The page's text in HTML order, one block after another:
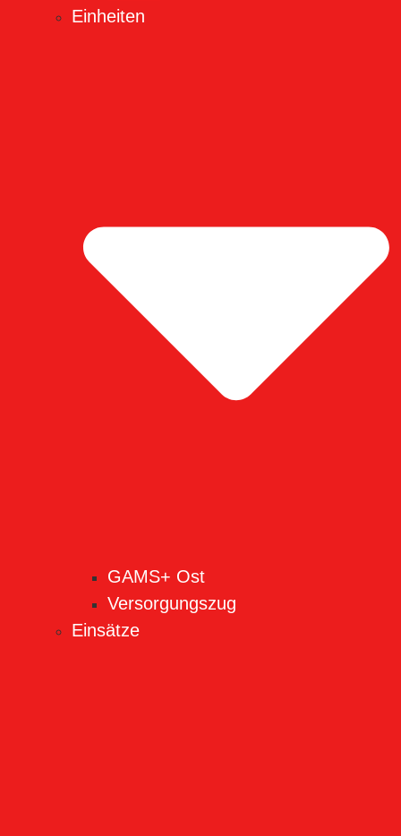
Einheiten
GAMS+ Ost
Versorgungszug
Einsätze